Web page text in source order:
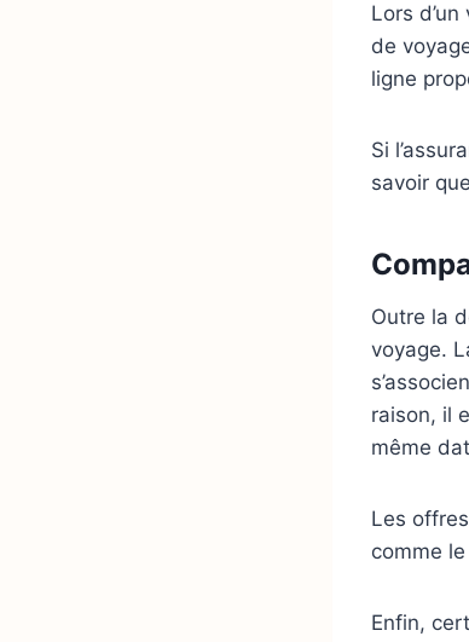
Lors
de
ligne
Si
savoir
Outre la
voyage.
raison, il
même
Les
comme
Enfin,